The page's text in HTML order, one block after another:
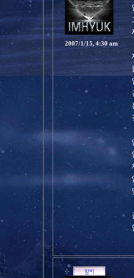
2007/1/15, 4:30 am